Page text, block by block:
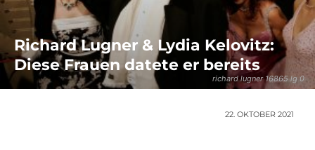
richard lugner 16865 lg 0
Richard Lugner & Lydia Kelovitz:
Diese Frauen datete er bereits
22. OKTOBER 2021